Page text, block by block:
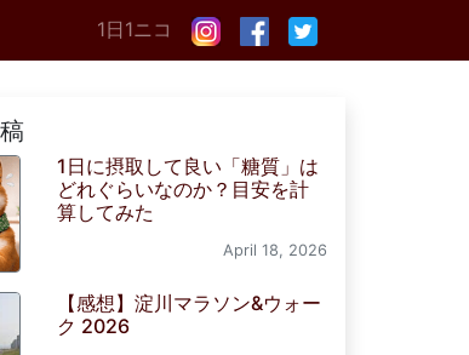
1日1ニコ
1日に摂取して良い「糖質」は
どれぐらいなのか？目安を計
算してみた
April 18, 2026
【感想】淀川マラソン&ウォー
ク 2026